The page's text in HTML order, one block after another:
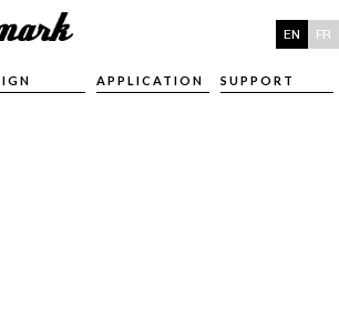
APPLICATION SUPPORT
EN FR